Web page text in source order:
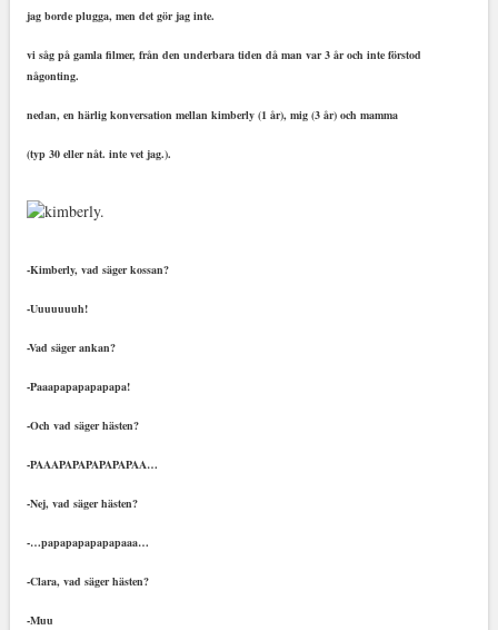
jag borde plugga, men det gör jag inte.
vi såg på gamla filmer, från den underbara tiden då man var 3 år och inte förstod
någonting.
nedan, en härlig konversation mellan kimberly (1 år), mig (3 år) och mamma
(typ 30 eller nåt. inte vet jag.).
-Kimberly, vad säger kossan?
-Uuuuuuuh!
-Vad säger ankan?
-Paaapapapapapapa!
-Och vad säger hästen?
-PAAAPAPAPAPAPAPAA…
-Nej, vad säger hästen?
-…papapapapapapaaa…
-Clara, vad säger hästen?
-Muu